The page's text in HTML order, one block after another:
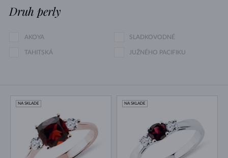
Druh perly
AKOYA SLADKOVODNÉ
TAHITSKÁ JUŽNÉHO PACIFIKU
NA SKLADE NA SKLADE